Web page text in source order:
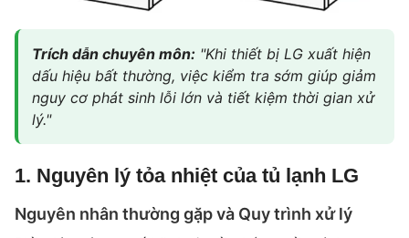
Trích dẫn chuyên môn: "Khi thiết bị LG xuất hiện
dấu hiệu bất thường, việc kiểm tra sớm giúp giảm
nguy cơ phát sinh lỗi lớn và tiết kiệm thời gian xử
lý."
1. Nguyên lý tỏa nhiệt của tủ lạnh LG
Nguyên nhân thường gặp và Quy trình xử lý